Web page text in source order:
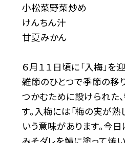
小松菜野菜炒め
けんちん汁
甘夏みかん
６月１１日頃に「入梅」を迎
雑節のひとつで季節の移
つかむために設けられた
す。入梅には「梅の実が熟
いう意味があります。今